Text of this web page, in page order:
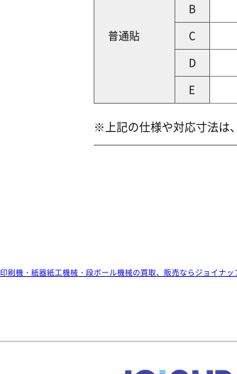
普通貼
B
C
D
E
※上記の仕様や対応寸法は
印刷機・紙器紙工機械・段ボール機械の買取、販売ならジョイナッ